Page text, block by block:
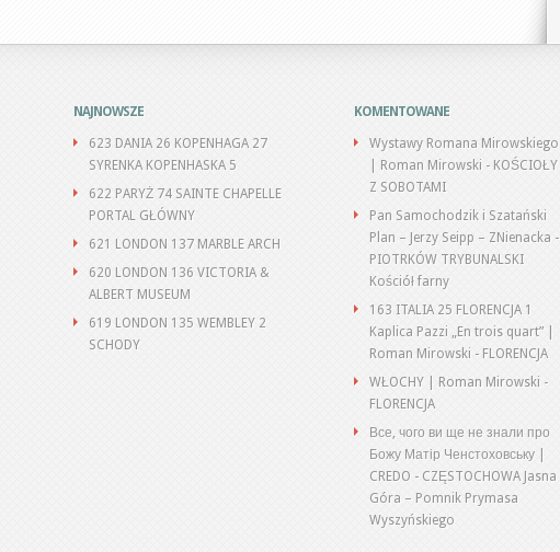
NAJNOWSZE
623 DANIA 26 KOPENHAGA 27
SYRENKA KOPENHASKA 5
622 PARYŻ 74 SAINTE CHAPELLE
PORTAL GŁÓWNY
621 LONDON 137 MARBLE ARCH
620 LONDON 136 VICTORIA &
ALBERT MUSEUM
619 LONDON 135 WEMBLEY 2
SCHODY
KOMENTOWANE
Wystawy Romana Mirowskiego
| Roman Mirowski - KOŚCIOŁY
Z SOBOTAMI
Pan Samochodzik i Szatański
Plan – Jerzy Seipp – ZNienacka -
PIOTRKÓW TRYBUNALSKI
Kościół farny
163 ITALIA 25 FLORENCJA 1
Kaplica Pazzi „En trois quart” |
Roman Mirowski - FLORENCJA
WŁOCHY | Roman Mirowski -
FLORENCJA
Все, чого ви ще не знали про
Божу Матір Ченстоховську |
CREDO - CZĘSTOCHOWA Jasna
Góra – Pomnik Prymasa
Wyszyńskiego